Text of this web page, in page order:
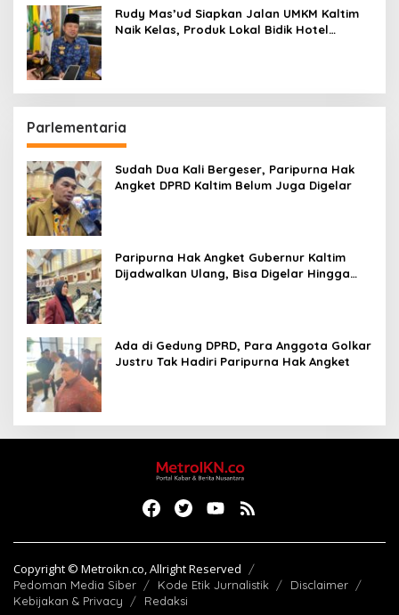
Rudy Mas’ud Siapkan Jalan UMKM Kaltim
Naik Kelas, Produk Lokal Bidik Hotel
Parlementaria
Sudah Dua Kali Bergeser, Paripurna Hak
Angket DPRD Kaltim Belum Juga Digelar
Paripurna Hak Angket Gubernur Kaltim
Dijadwalkan Ulang, Bisa Digelar Hingga
Ada di Gedung DPRD, Para Anggota Golkar
Justru Tak Hadiri Paripurna Hak Angket
Copyright © Metroikn.co, Allright Reserved
Pedoman Media Siber Kode Etik Jurnalistik
Disclaimer
Kebijakan & Privacy
Redaksi